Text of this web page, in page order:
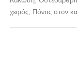
χειρός, Πόνος στον